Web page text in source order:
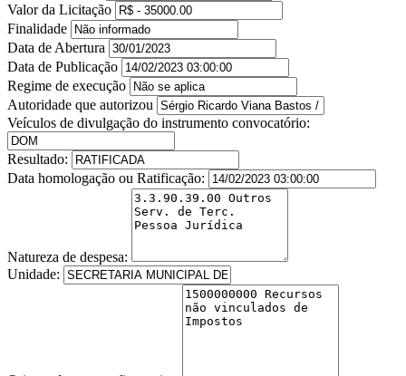
Valor da Licitação
Finalidade
Data de Abertura
Data de Publicação
Regime de execução
Autoridade que autorizou
Veículos de divulgação do instrumento convocatório:
Resultado:
Data homologação ou Ratificação:
Natureza de despesa:
Unidade: